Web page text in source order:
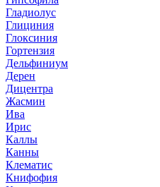
Гладиолус
Глициния
Глоксиния
Гортензия
Дельфиниум
Дерен
Дицентра
Жасмин
Ива
Ирис
Каллы
Канны
Клематис
Книфофия